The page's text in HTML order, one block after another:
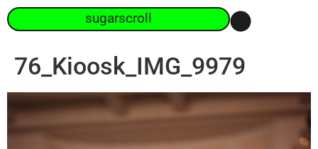
sugarscroll
76_Kioosk_IMG_9979